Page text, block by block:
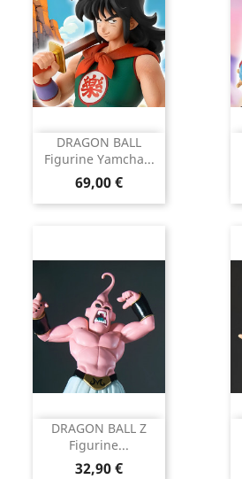
DRAGON BALL
Figurine Yamcha...
Prix
69,00 €
DRAGON BALL Z
Figurine...
Prix
32,90 €